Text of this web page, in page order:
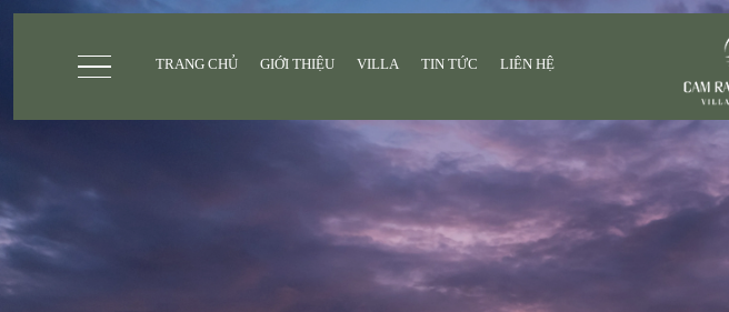
TRANG CHỦ GIỚI THIỆU VILLA TIN TỨC LIÊN HỆ